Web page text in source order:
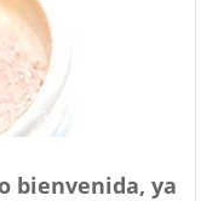
bienvenida, ya